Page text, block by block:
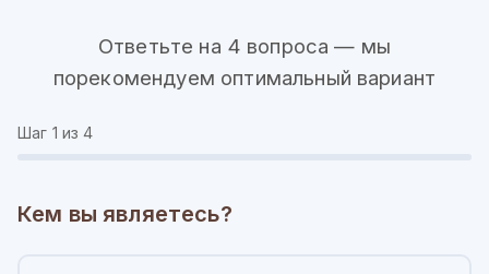
Ответьте на 4 вопроса — мы
порекомендуем оптимальный вариант
Шаг 1 из 4
Кем вы являетесь?